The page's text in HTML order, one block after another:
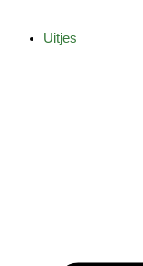
Uitjes